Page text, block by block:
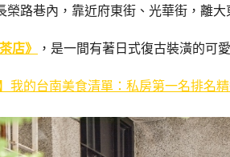
榮路巷內，靠近府東街、光華街，離
店》 ，是一間有著日式復古裝潢的可
我的台南美食清單：私房第一名排名